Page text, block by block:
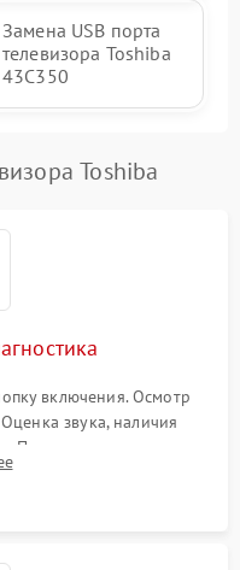
Замена USB порта
телевизора Toshiba
43C350
Toshiba
включения. Осмотр
звука, наличия
Подключение тестовых
симптомов поломки.